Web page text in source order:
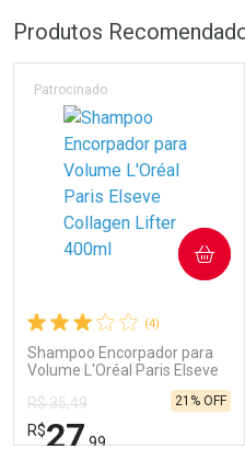
Ver Desconto Convênio
Produtos
(4)
Shampoo Encorpador para
Volume L'Oréal Paris Elseve
Collagen Lifter 400ml
Patrocinado
R$ 35,49
R$27,99
21% OFF
COMPRAR